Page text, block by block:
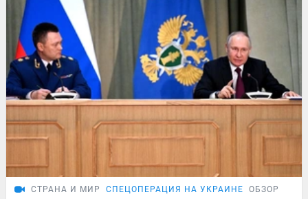
СТРАНА И МИР СПЕЦОПЕРАЦИЯ НА УКРАИНЕ ОБЗОР